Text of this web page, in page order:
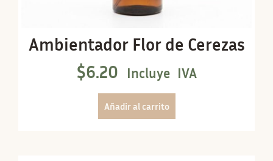
Ambientador Flor de Cerezas
$6.20 Incluye IVA
Añadir al carrito